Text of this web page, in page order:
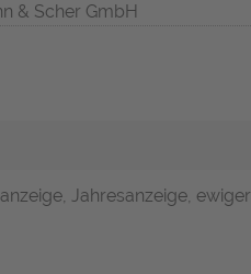
& Scher GmbH
Jahresanzeige, ewiger